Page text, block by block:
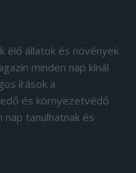
élő állatok és növények
minden nap kínál
írások a
és környezetvédő
nap tanulhatnak és